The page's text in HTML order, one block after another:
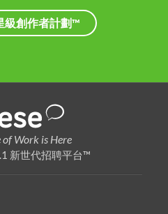
級創作者計劃™
of Work is Here
新世代招聘平台™